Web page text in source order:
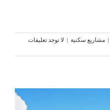
| مشاريع سكنية | لا توجد تعليقات